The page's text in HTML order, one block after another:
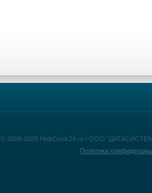
© 2008-2026 HelpDesk24.ru / ООО
Политика